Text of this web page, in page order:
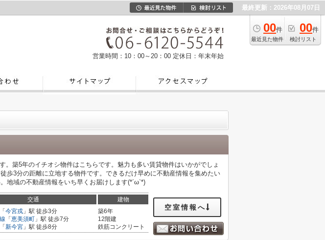
最終更新：2026年08月07日
00件
最近見た物件
00件
検討リスト
営業時間：10：00～20：00 定休日：年末年始
。築5年のイチオシ物件はこちらです。魅力も多い賃貸物件はいかがでしょ
歩3分の距離に立地する物件です。できるだけ早めに不動産情報を集めたい
地域の不動産情報をいち早くお届けします(*´ω`*)
交通 建物
「 今宮戎 」駅 徒歩3分
「 恵美須町 」駅 徒歩7分
「 新今宮 」駅 徒歩8分
築6年
12階建
鉄筋コンクリート
空室情報へ